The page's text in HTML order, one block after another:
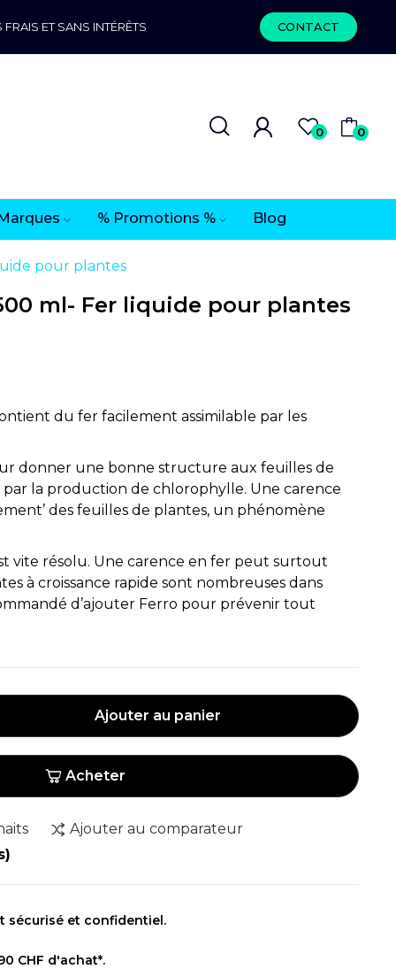
ET SANS INTÉRÊTS CONTACT
0 0
% Promotions % Blog
pour plantes
ml- Fer liquide pour plantes
du fer facilement assimilable par les
donner une bonne structure aux feuilles de
par la production de chlorophylle. Une carence
des feuilles de plantes, un phénomène
vite résolu. Une carence en fer peut surtout
à croissance rapide sont nombreuses dans
d’ajouter Ferro pour prévenir tout
Ajouter au panier
Acheter
Ajouter au comparateur
sécurisé et confidentiel.
CHF d'achat*.